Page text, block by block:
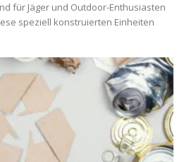
für Jäger und Outdoor-Enthusiasten
speziell konstruierten Einheiten